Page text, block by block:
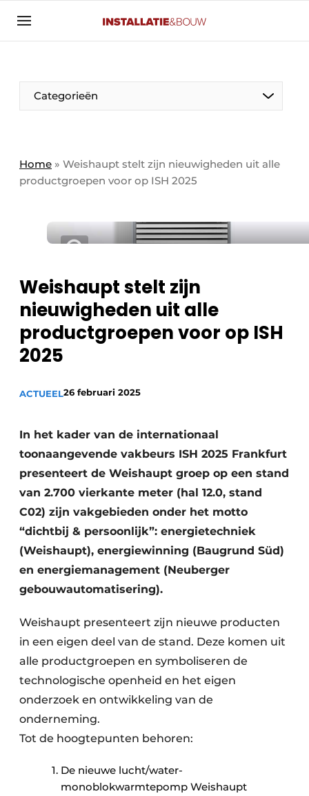
Aanmelden
Banner overzicht
BedrijvenAanmeldenBedankt voor de aanmelding
Contact
Evenement aanmelden
Meest gelezen
Podcasts
Privacy / Cookie statement
Vacature aanmelden
Vacatures
Categorieën
Panelgesprek
HVAC
Sanitair
Binnenklimaat
Ventilatie
Home » Weishaupt stelt zijn nieuwigheden uit alle
productgroepen voor op ISH 2025
Weishaupt stelt zijn
nieuwigheden uit alle
productgroepen voor op ISH
2025
ACTUEEL26 februari 2025
In het kader van de internationaal
toonaangevende vakbeurs ISH 2025 Frankfurt
presenteert de Weishaupt groep op een stand
van 2.700 vierkante meter (hal 12.0, stand
C02) zijn vakgebieden onder het motto
“dichtbij & persoonlijk”: energietechniek
(Weishaupt), energiewinning (Baugrund Süd)
en energiemanagement (Neuberger
gebouwautomatisering).
Weishaupt presenteert zijn nieuwe producten
in een eigen deel van de stand. Deze komen uit
alle productgroepen en symboliseren de
technologische openheid en het eigen
onderzoek en ontwikkeling van de
onderneming.
Tot de hoogtepunten behoren:
De nieuwe lucht/water-
monoblokwarmtepomp Weishaupt